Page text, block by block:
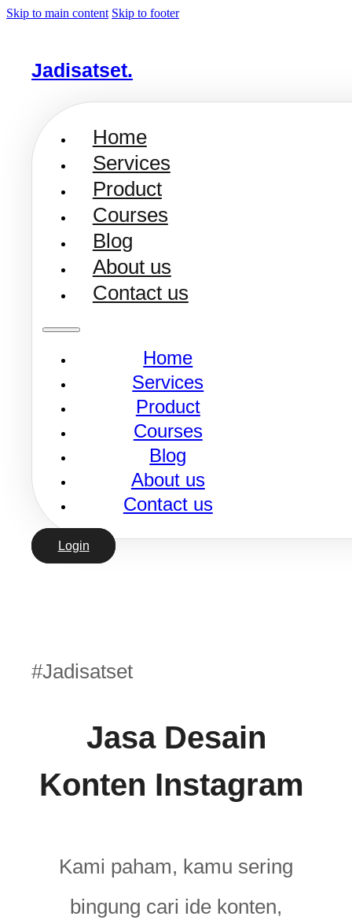
Skip to main content Skip to footer
Jadisatset.
Home
Services
Product
Courses
Blog
About us
Contact us
Home
Services
Product
Courses
Blog
About us
Contact us
#jadisatset
Jasa Desain
Konten Instagram
Kami paham, kamu sering
bingung cari ide konten,